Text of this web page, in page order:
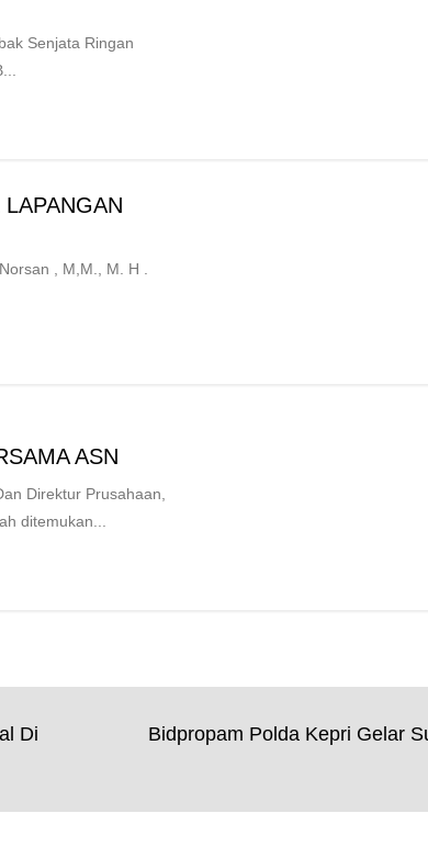
Senjata Ringan
, M,M., M. H .
ASN
Direktur Prusahaan,
ditemukan...
Di
Bidpropam Polda Kepri Gelar